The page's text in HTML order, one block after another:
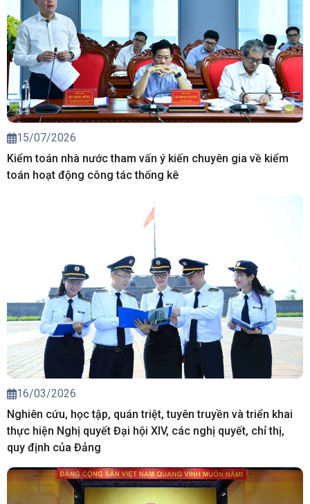
15/07/2026
Kiểm toán nhà nước tham vấn ý kiến chuyên gia về kiểm
toán hoạt động công tác thống kê
16/03/2026
Nghiên cứu, học tập, quán triệt, tuyên truyền và triển khai
thực hiện Nghị quyết Đại hội XIV, các nghị quyết, chỉ thị,
quy định của Đảng